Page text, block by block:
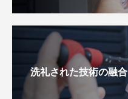
洗礼された技術の融合